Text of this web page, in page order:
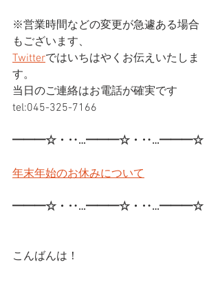
※営業時間などの変更が急遽ある場合
もございます、
Twitterではいちはやくお伝えいたしま
す。
当日のご連絡はお電話が確実です
tel:045-325-7166
━━━☆・‥…━━━☆・‥…━━━☆
年末年始のお休みについて
━━━☆・‥…━━━☆・‥…━━━☆
こんばんは！